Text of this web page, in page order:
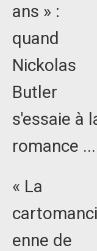
ans » :
quand
Nickolas
Butler
s'essaie à
romance ...
« La
cartomanci
enne de